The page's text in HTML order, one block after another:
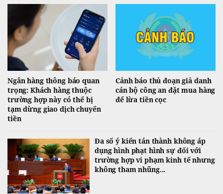
Ngân hàng thông báo quan
trọng: Khách hàng thuộc
trường hợp này có thể bị
tạm dừng giao dịch chuyển
tiền
Cảnh báo thủ đoạn giả danh
cán bộ công an đặt mua hàng
để lừa tiền cọc
Đa số ý kiến tán thành không áp
dụng hình phạt hình sự đối với
trường hợp vi phạm kinh tế nhưng
không tham nhũng...